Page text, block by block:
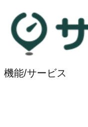
機能/サービス